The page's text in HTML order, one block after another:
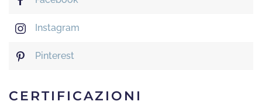
Instagram
Pinterest
CERTIFICAZIONI